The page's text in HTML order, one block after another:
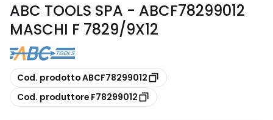
ABC TOOLS SPA - ABCF78299012
MASCHI F 7829/9X12
copia
Cod. prodotto ABCF78299012
copia
Cod. produttore F78299012